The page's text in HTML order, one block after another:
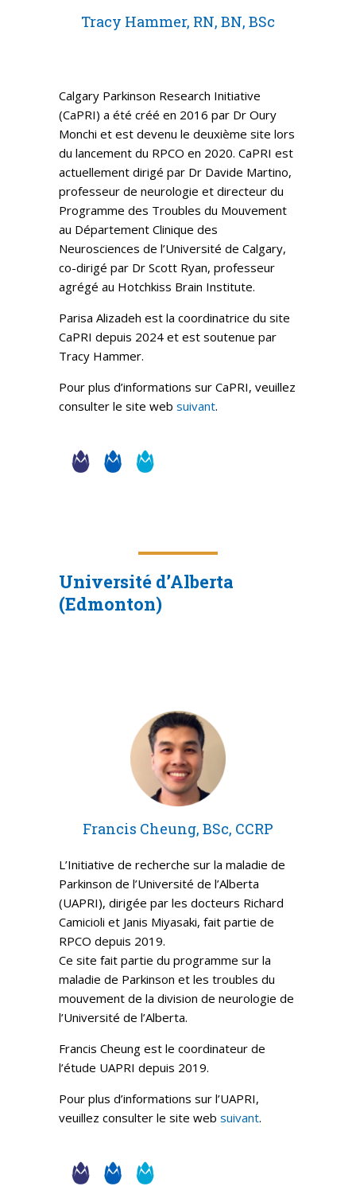
Tracy Hammer, RN, BN, BSc
Calgary Parkinson Research Initiative
(CaPRI) a été créé en 2016 par Dr Oury
Monchi et est devenu le deuxième site lors
du lancement du RPCO en 2020. CaPRI est
actuellement dirigé par Dr Davide Martino,
professeur de neurologie et directeur du
Programme des Troubles du Mouvement
au Département Clinique des
Neurosciences de l’Université de Calgary,
co-dirigé par Dr Scott Ryan, professeur
agrégé au Hotchkiss Brain Institute.
Parisa Alizadeh est la coordinatrice du site
CaPRI depuis 2024 et est soutenue par
Tracy Hammer.
Pour plus d’informations sur CaPRI, veuillez
consulter le site web suivant.
Université d’Alberta
(Edmonton)
Francis Cheung, BSc, CCRP
L’Initiative de recherche sur la maladie de
Parkinson de l’Université de l’Alberta
(UAPRI), dirigée par les docteurs Richard
Camicioli et Janis Miyasaki, fait partie de
RPCO depuis 2019.
Ce site fait partie du programme sur la
maladie de Parkinson et les troubles du
mouvement de la division de neurologie de
l’Université de l’Alberta.
Francis Cheung est le coordinateur de
l’étude UAPRI depuis 2019.
Pour plus d’informations sur l’UAPRI,
veuillez consulter le site web suivant.